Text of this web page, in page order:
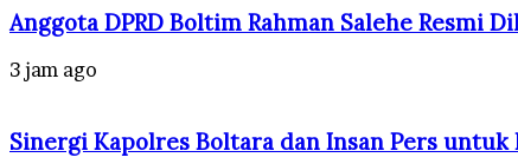
Anggota DPRD Boltim Rahman Salehe Resmi
3 jam ago
Sinergi Kapolres Boltara dan Insan Pers